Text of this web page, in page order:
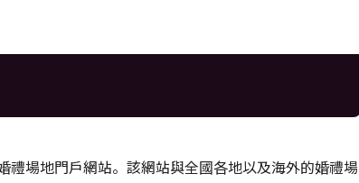
禮場地門戶網站。該網站與全國各地以及海外的婚禮場